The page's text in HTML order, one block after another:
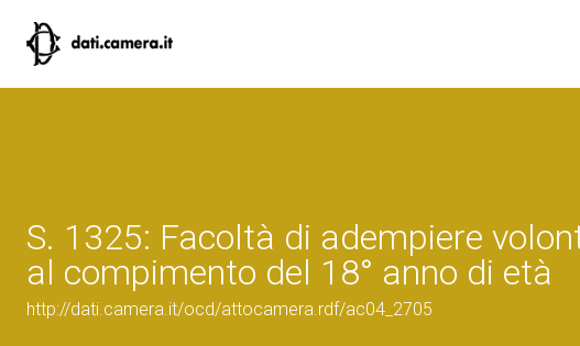
S. 1325: Facoltà di adempiere
al compimento del 18° anno di età
http://dati.camera.it/ocd/attocamera.rdf/ac04_2705